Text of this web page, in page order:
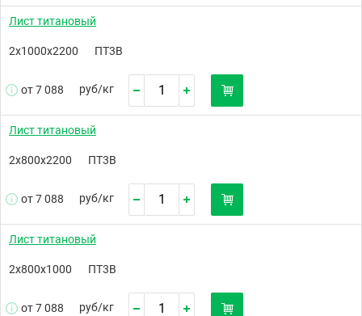
Лист титановый
2х1000х2200 ПТ3В
от 7 088 руб/кг
Лист титановый
2х800х2200 ПТ3В
от 7 088 руб/кг
Лист титановый
2х800х1000 ПТ3В
от 7 088 руб/кг